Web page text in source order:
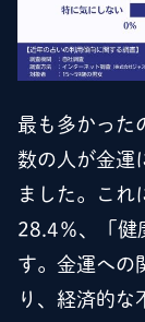
最も多かった
数の人が金運
ました。これ
28.4％、「健
す。金運への
り、経済的な